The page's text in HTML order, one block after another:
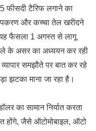
फीसदी टैरिफ लगाने का
और कच्चा तेल खरीदने
यह फैसला 1 अगस्त से लागू
के असर का अध्ययन कर रही
समझौते पर बात कर रहे
झटका माना जा रहा है।
का सामान निर्यात करता
होंगे, जैसे ऑटोमोबाइल, ऑटो